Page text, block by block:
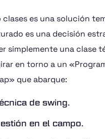
es una solución
es una decisión
simplemente una clase
en torno a un
que abarque:
de swing.
en el campo.